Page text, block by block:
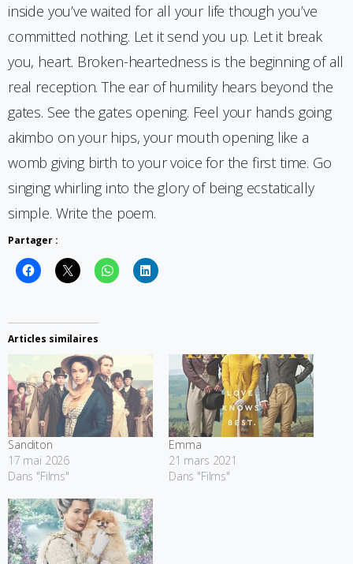
inside you’ve waited for all your life though you’ve
committed nothing. Let it send you up. Let it break
you, heart. Broken-heartedness is the beginning of all
real reception. The ear of humility hears beyond the
gates. See the gates opening. Feel your hands going
akimbo on your hips, your mouth opening like a
womb giving birth to your voice for the first time. Go
singing whirling into the glory of being ecstatically
simple. Write the poem.
Partager :
Articles similaires
Sanditon
17 mai 2026
Dans "Films"
Emma
21 mars 2021
Dans "Films"